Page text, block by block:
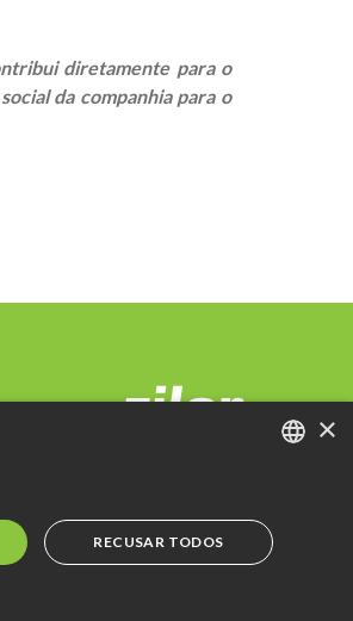
diretamente para o
da companhia para o
ENGLISH
×
RECUSAR TODOS